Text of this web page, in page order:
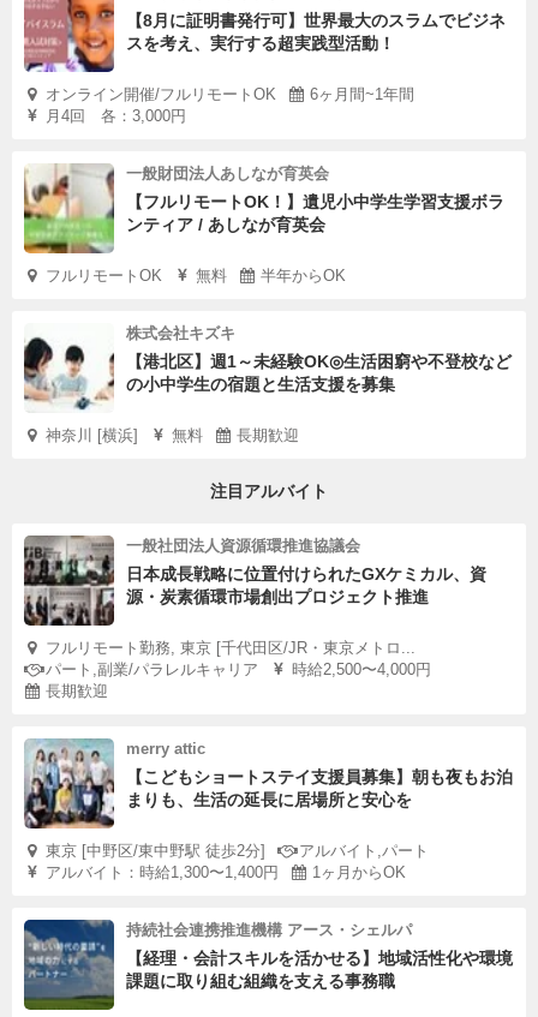
【8月に証明書発行可】世界最大のスラムでビジネ
スを考え、実行する超実践型活動！
オンライン開催/フルリモートOK
6ヶ月間~1年間
月4回 各：3,000円
一般財団法人あしなが育英会
【フルリモートOK！】遺児小中学生学習支援ボラ
ンティア / あしなが育英会
フルリモートOK 無料 半年からOK
株式会社キズキ
【港北区】週1～未経験OK◎生活困窮や不登校など
の小中学生の宿題と生活支援を募集
神奈川 [横浜] 無料 長期歓迎
注目アルバイト
一般社団法人資源循環推進協議会
日本成長戦略に位置付けられたGXケミカル、資
源・炭素循環市場創出プロジェクト推進
フルリモート勤務, 東京 [千代田区/JR・東京メトロ...
パート,副業/パラレルキャリア
時給2,500〜4,000円
長期歓迎
merry attic
【こどもショートステイ支援員募集】朝も夜もお泊
まりも、生活の延長に居場所と安心を
東京 [中野区/東中野駅 徒歩2分]
アルバイト,パート
アルバイト：時給1,300〜1,400円
1ヶ月からOK
持続社会連携推進機構 アース・シェルパ
【経理・会計スキルを活かせる】地域活性化や環境
課題に取り組む組織を支える事務職